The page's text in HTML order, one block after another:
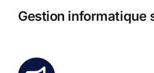
Gestion informatique